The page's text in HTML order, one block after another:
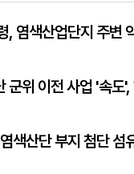
, 염색산업단지 주변
군위 이전 사업 '속도',
색산단 부지 첨단 섬